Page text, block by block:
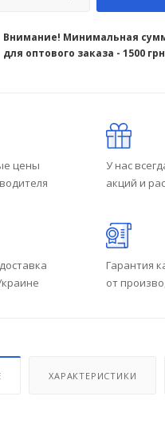
Внимание! Минимальная
для оптового заказа - 1500
цены
У нас
акций и
Гарантия
от
ХАРАКТЕРИСТИКИ